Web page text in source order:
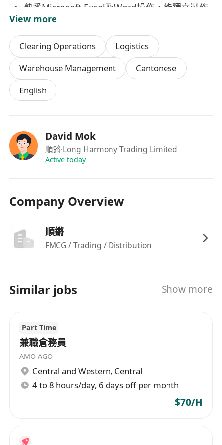
熟悉Microsoft Excel及Word操作，能獨立製作
簡單報價單與訂單表格
具備良好責任心與細心度，能同時兼顧倉務操作
與文職任務，具時間管理能力
有倉務、物流或建築材料行業相關經驗者優先；
無經驗者亦可應徵，將提供在職培訓
需具備基本溝通能力，能與供應商、司機及內部
同事有效協作，偶爾需搬運輕型貨物（不超過15
View more
Clearing Operations
Logistics
Warehouse Management
Cantonese
English
David Mok
順鏘·Long Harmony Trading Limited
Active today
Company Overview
順鏘
FMCG / Trading / Distribution
Similar jobs Show more
Part Time
兼職倉務員
AMO AGO
Central and Western, Central
4 to 8 hours/day, 6 days off per month
$70/H